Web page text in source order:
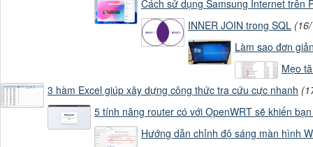
Cách sử dụng Samsung Internet trên
INNER JOIN trong SQL
Làm sao đơn
Mẹo
3 hàm Excel giúp xây dựng công thức tra cứu cực nhanh
5 tính năng router có với OpenWRT sẽ khiến
Hướng dẫn chỉnh độ sáng màn hình